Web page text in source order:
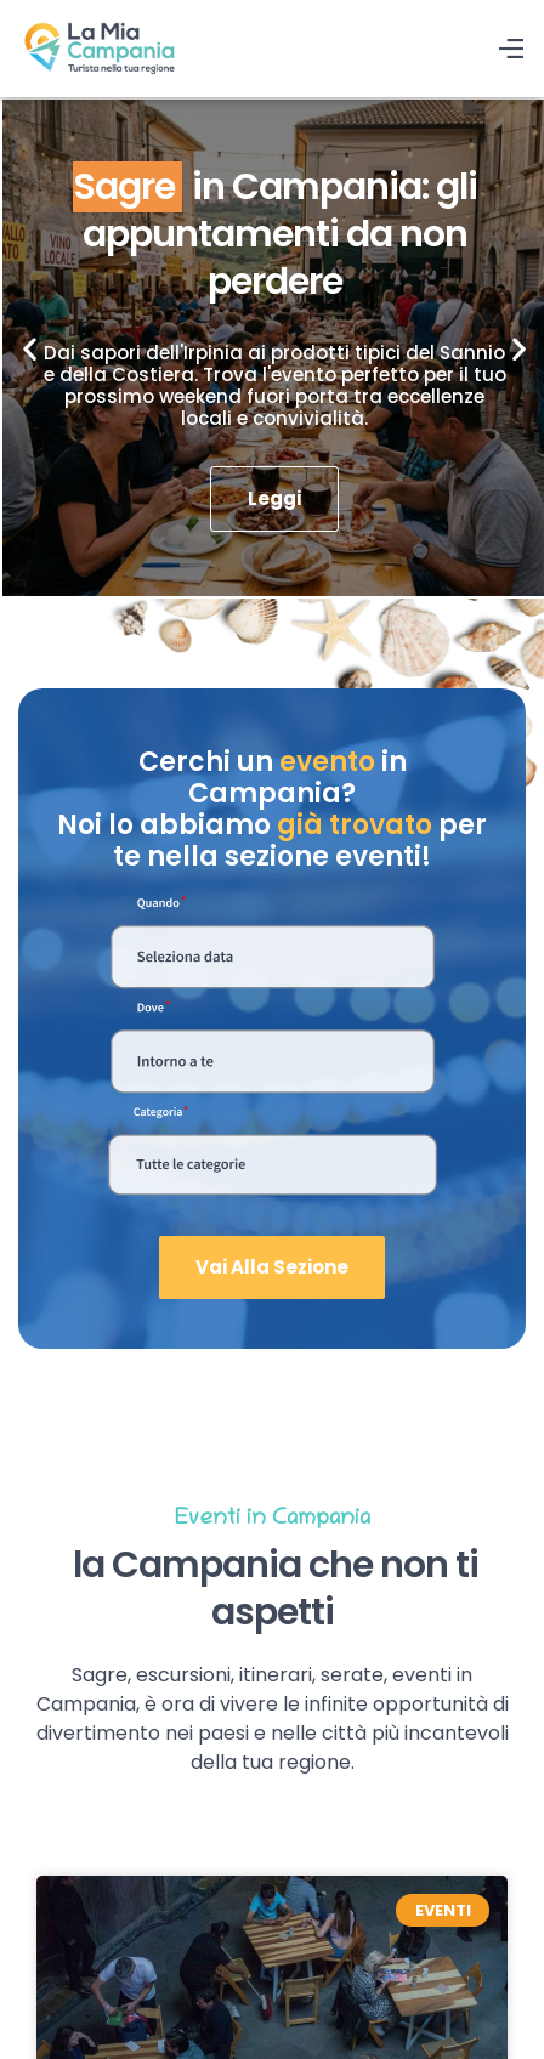
Sagre in Campania: gli
appuntamenti da non
perdere
Dai sapori dell'Irpinia ai prodotti tipici del Sannio
e della Costiera. Trova l'evento perfetto per il tuo
prossimo weekend fuori porta tra eccellenze
locali e convivialità.
Leggi
Cerchi unevento in
Campania?
Noi lo abbiamo già trovatoper
te nella sezione eventi!
Vai Alla Sezione
Eventi in Campania
la Campania che non ti
aspetti
Sagre, escursioni, itinerari, serate, eventi in
Campania, è ora di vivere le infinite opportunità di
divertimento nei paesi e nelle città più incantevoli
della tua regione.
EVENTI